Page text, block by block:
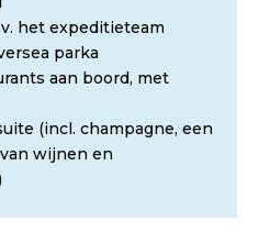
het expeditieteam
parka
aan boord, met
(incl. champagne, een
wijnen en